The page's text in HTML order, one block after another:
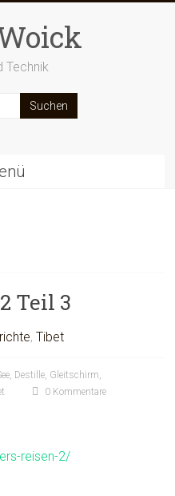
Technik
Teil 3
,Tibet
, Destille, Gleitschirm,
0 Kommentare
reisen-2/